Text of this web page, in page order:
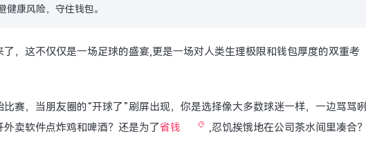
健康风险，守住钱包。
了，这不仅仅是一场足球的盛宴,更是一场对人类生理极限和钱包厚度的双重考
赛，当朋友圈的“开球了”刷屏出现，你是选择像大多数球迷一样，一边骂骂咧
卖软件点炸鸡和啤酒？还是为了省钱 ,忍饥挨饿地在公司茶水间里凑合？